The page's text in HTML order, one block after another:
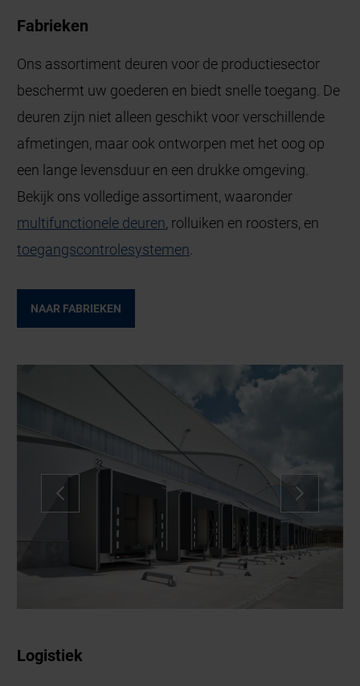
Fabrieken
Ons assortiment deuren voor de productiesector
beschermt uw goederen en biedt snelle toegang. De
deuren zijn niet alleen geschikt voor verschillende
afmetingen, maar ook ontworpen met het oog op
een lange levensduur en een drukke omgeving.
Bekijk ons volledige assortiment, waaronder
multifunctionele deuren, rolluiken en roosters, en
toegangscontrolesystemen
NAAR FABRIEKEN
Logistiek